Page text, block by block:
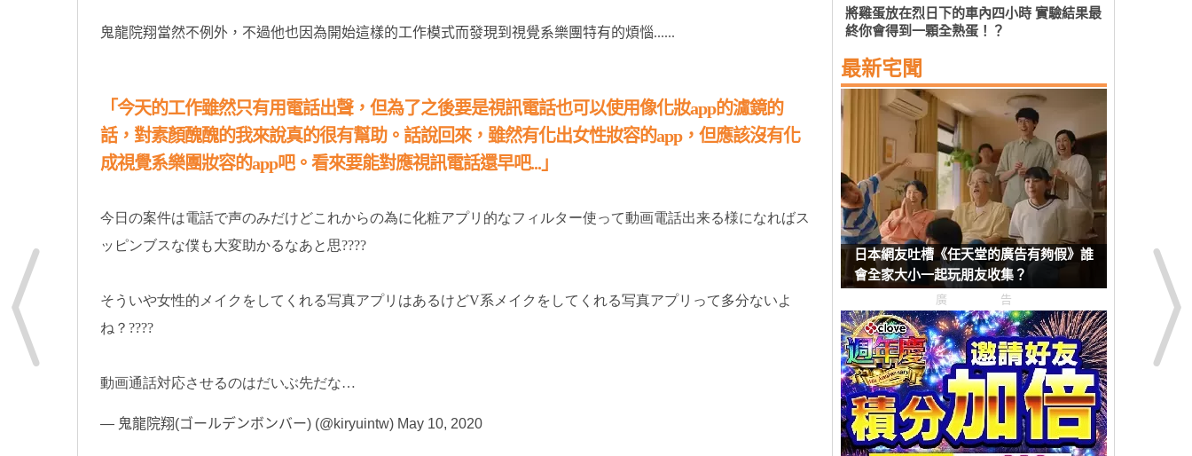
鬼龍院翔當然不例外，不過他也因為開始這樣的工作模式而發現到視覺系樂團特有的煩惱......
「今天的工作雖然只有用電話出聲，但為了之後要是視訊電話也可以使用像化妝app的濾鏡的
話，對素顏醜醜的我來說真的很有幫助。話說回來，雖然有化出女性妝容的app，但應該沒有化
成視覺系樂團妝容的app吧。看來要能對應視訊電話還早吧...」
今日の案件は電話で声のみだけどこれからの為に化粧アプリ的なフィルター使って動画電話出来る様になればス
ッピンブスな僕も大変助かるなあと思????
そういや女性的メイクをしてくれる写真アプリはあるけどV系メイクをしてくれる写真アプリって多分ないよ
ね？????
動画通話対応させるのはだいぶ先だな…
— 鬼龍院翔(ゴールデンボンバー) (@kiryuintw) May 10, 2020
將雞蛋放在烈日下的車內四小時 實驗結果最
終你會得到一顆全熟蛋！？
最新宅聞
日本網友吐槽《任天堂的廣告有夠假》誰
會全家大小一起玩朋友收集？
廣告